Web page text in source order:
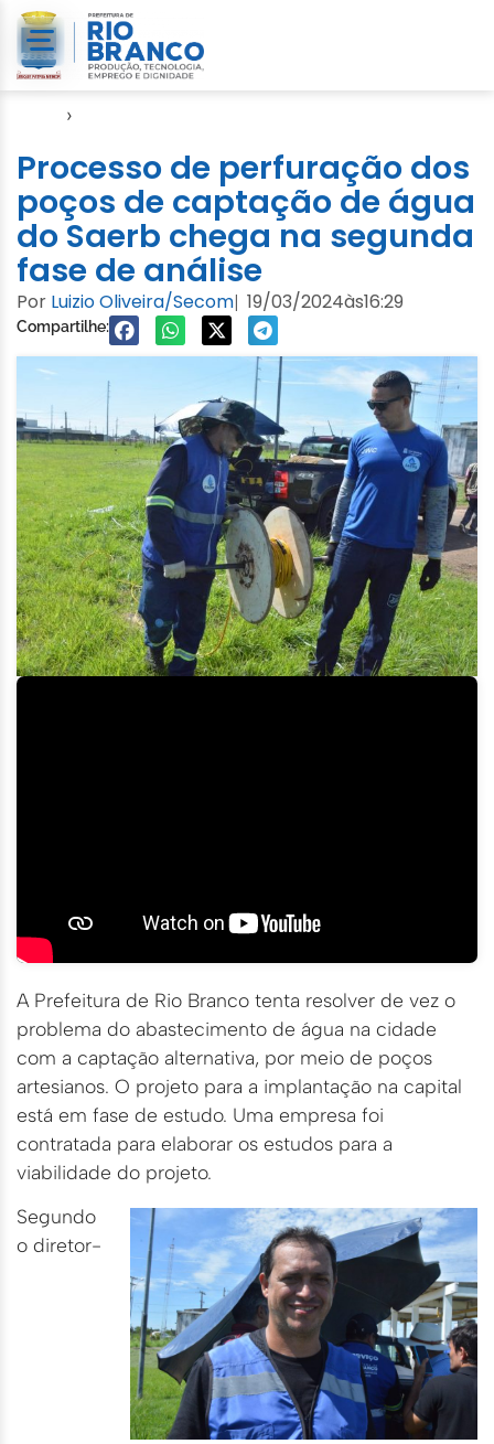
›
Processo de perfuração dos
poços de captação de água
do Saerb chega na segunda
fase de análise
Por Luizio Oliveira/Secom| 19/03/2024às16:29
Compartilhe:
A Prefeitura de Rio Branco tenta resolver de vez o
problema do abastecimento de água na cidade
com a captação alternativa, por meio de poços
artesianos. O projeto para a implantação na capital
está em fase de estudo. Uma empresa foi
contratada para elaborar os estudos para a
viabilidade do projeto.
Segundo
o diretor-